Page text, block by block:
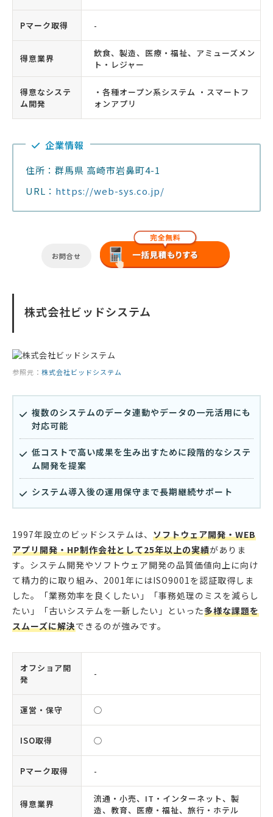
Pマーク取得 -
得意業界
飲食、製造、医療・福祉、アミューズメン
ト・レジャー
得意なシステ
ム開発
・各種オープン系システム ・スマートフ
ォンアプリ
企業情報
住所：群馬県 高崎市岩鼻町4-1
URL： https://web-sys.co.jp/
お問合せ
株式会社ビッドシステム
参照元： 株式会社ビッドシステム
複数のシステムのデータ連動やデータの一元活用にも
対応可能
低コストで高い成果を生み出すために段階的なシステ
ム開発を提案
システム導入後の運用保守まで長期継続サポート
1997年設立のビッドシステムは、 ソフトウェア開発・WEB
アプリ開発・HP制作会社として25年以上の実績がありま
す。システム開発やソフトウェア開発の品質価値向上に向け
て精力的に取り組み、2001年にはISO9001を認証取得しま
した。「業務効率を良くしたい」「事務処理のミスを減らし
たい」「古いシステムを一新したい」といった多様な課題を
スムーズに解決できるのが強みです。
オフショア開
発
-
運営・保守 ◯
ISO取得 ◯
Pマーク取得 -
得意業界
流通・小売、IT・インターネット、製
造、教育、医療・福祉、旅行・ホテル